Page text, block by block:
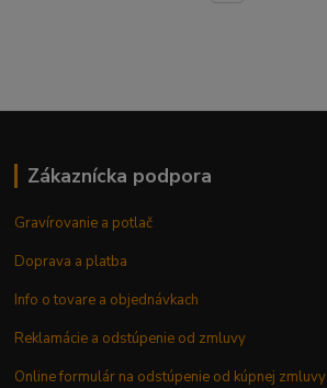
Zákaznícka podpora
Gravírovanie a potlač
Doprava a platba
Info o tovare a objednávkach
Reklamácie a odstúpenie od zmluvy
Online formulár na odstúpenie od kúpnej zmluvy